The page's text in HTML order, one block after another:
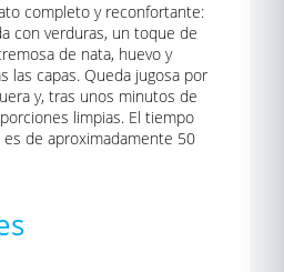
completo y reconfortante:
con verduras, un toque de
de nata, huevo y
las capas. Queda jugosa por
y, tras unos minutos de
limpias. El tiempo
de aproximadamente 50